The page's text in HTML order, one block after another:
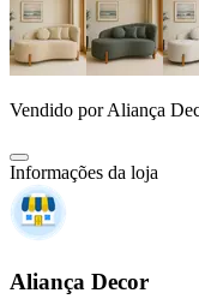
Vendido porAliança
Informações da loja
Aliança Decor